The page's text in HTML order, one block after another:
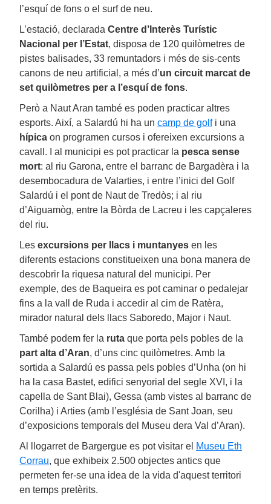
l’esquí de fons o el surf de neu.
L’estació, declarada Centre d’Interès Turístic
Nacional per l’Estat, disposa de 120 quilòmetres de
pistes balisades, 33 remuntadors i més de sis-cents
canons de neu artificial, a més d’un circuit marcat de
set quilòmetres per a l’esquí de fons.
Però a Naut Aran també es poden practicar altres
esports. Així, a Salardú hi ha un camp de golfi una
hípica on programen cursos i ofereixen excursions a
cavall. I al municipi es pot practicar la pesca sense
mort: al riu Garona, entre el barranc de Bargadèra i la
desembocadura de Valarties, i entre l’inici del Golf
Salardú i el pont de Naut de Tredòs; i al riu
d’Aiguamòg, entre la Bòrda de Lacreu i les capçaleres
del riu.
Les excursions per llacs i muntanyes en les
diferents estacions constitueixen una bona manera de
descobrir la riquesa natural del municipi. Per
exemple, des de Baqueira es pot caminar o pedalejar
fins a la vall de Ruda i accedir al cim de Ratèra,
mirador natural dels llacs Saboredo, Major i Naut.
També podem fer la ruta que porta pels pobles de la
part alta d’Aran, d’uns cinc quilòmetres. Amb la
sortida a Salardú es passa pels pobles d’Unha (on hi
ha la casa Bastet, edifici senyorial del segle XVI, i la
capella de Sant Blai), Gessa (amb vistes al barranc de
Corilha) i Arties (amb l’església de Sant Joan, seu
d’exposicions temporals del Museu dera Val d’Aran).
Al llogarret de Bargergue es pot visitar el Museu Eth
Corrau, que exhibeix 2.500 objectes antics que
permeten fer-se una idea de la vida d'aquest territori
en temps pretèrits.